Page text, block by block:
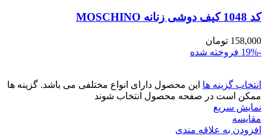
کد 1048 کیف دوشی زنانه MOSCHINO
158,000 تومان
-19%
فروخته شده
انتخاب گزینه ها این محصول دارای انواع مختلفی می باشد. گزینه ها
ممکن است در صفحه محصول انتخاب شوند
نمایش سریع
مقايسه
افزودن به علاقه مندی